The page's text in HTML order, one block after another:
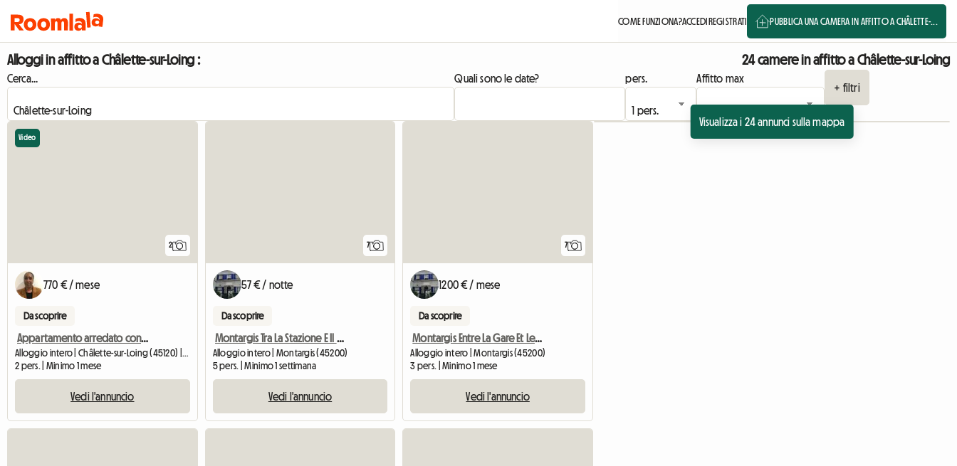
COME FUNZIONA?ACCEDIREGISTRATI PUBBLICA UNA CAMERA IN AFFITTO A CHÂLETTE-...
Alloggi in affitto a Châlette-sur-Loing : 24 camere in affitto a Châlette-sur-Loing
Cerca... Quali sono le date? pers.
Affitto max
+ filtri
Visualizza i 24 annunci sulla mappa
2
Video
770 € / mese
Da scoprire
Appartamento arredato con 2 camere da letto in affitto – ideale per studenti/trasferimento – Montargis
Alloggio intero | Châlette-sur-Loing (45120) | 46 M2
2 pers. | Minimo 1 mese
Vedi l'annuncio
7
57 € / notte
Da scoprire
Montargis Tra La Stazione E Il Centro Città Abitazione F3 Arredata
Alloggio intero | Montargis (45200)
5 pers. | Minimo 1 settimana
Vedi l'annuncio
7
1200 € / mese
Da scoprire
Montargis Entre La Gare Et Le Centre
Alloggio intero | Montargis (45200)
3 pers. | Minimo 1 mese
Vedi l'annuncio